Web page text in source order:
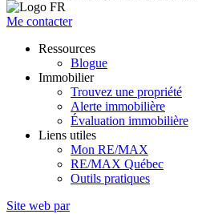
Me contacter
Ressources
Blogue
Immobilier
Trouvez une propriété
Alerte immobilière
Évaluation immobilière
Liens utiles
Mon RE/MAX
RE/MAX Québec
Outils pratiques
Site web par